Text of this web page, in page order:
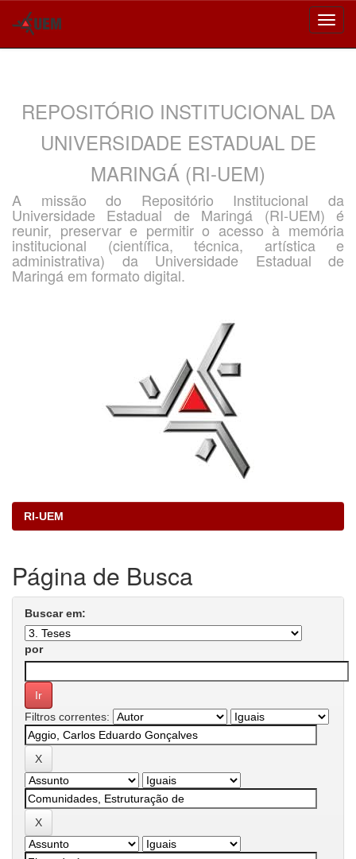
REPOSITÓRIO INSTITUCIONAL DA
UNIVERSIDADE ESTADUAL DE
MARINGÁ (RI-UEM)
A missão do Repositório Institucional da
Universidade Estadual de Maringá (RI-UEM) é
reunir, preservar e permitir o acesso à memória
institucional (científica, técnica, artística e
administrativa) da Universidade Estadual de
Maringá em formato digital.
RI-UEM
Página de Busca
Buscar em:
por
Filtros correntes: